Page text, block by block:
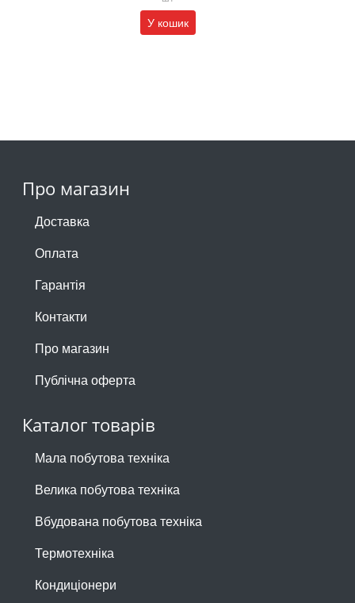
У кошик
Про магазин
Доставка
Оплата
Гарантія
Контакти
Про магазин
Публічна оферта
Каталог товарів
Мала побутова техніка
Велика побутова техніка
Вбудована побутова техніка
Термотехніка
Кондиціонери